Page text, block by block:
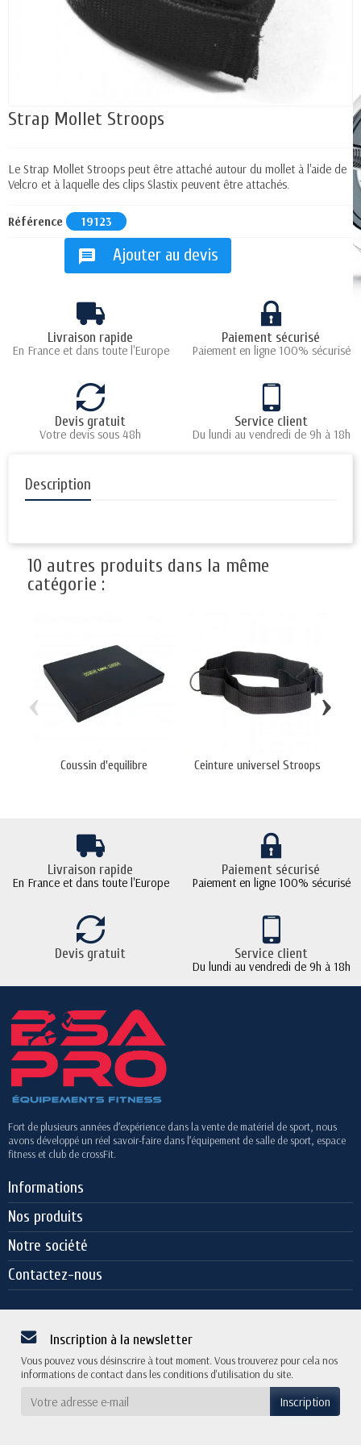
Strap Mollet Stroops
Le Strap Mollet Stroops peut être attaché autour du mollet à l'aide de
Velcro et à laquelle des clips Slastix peuvent être attachés.
Référence 19123
message Ajouter au devis
Livraison rapide
En France et dans toute l'Europe
Paiement sécurisé
Paiement en ligne 100% sécurisé
Devis gratuit
Votre devis sous 48h
Service client
Du lundi au vendredi de 9h à 18h
Description
10 autres produits dans la même
catégorie :
Coussin d'equilibre Ceinture universel Stroops
‹ ›
Livraison rapide
En France et dans toute l'Europe
Paiement sécurisé
Paiement en ligne 100% sécurisé
Devis gratuit Service client
Du lundi au vendredi de 9h à 18h
Fort de plusieurs années d’expérience dans la vente de matériel de sport, nous
avons développé un réel savoir-faire dans l’équipement de salle de sport, espace
fitness et club de crossFit.
Informations
Nos produits
Notre société
Contactez-nous
Inscription à la newsletter
Vous pouvez vous désinscrire à tout moment. Vous trouverez pour cela nos
informations de contact dans les conditions d'utilisation du site.